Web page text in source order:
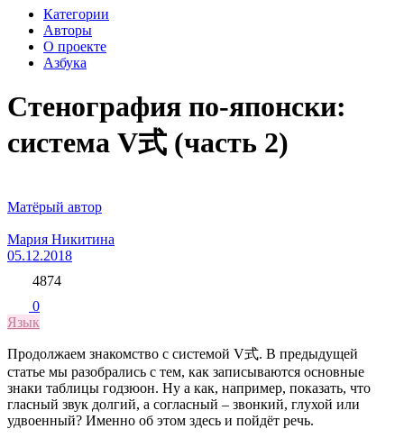
Категории
Авторы
О проекте
Азбука
Стенография по-японски:
система V式 (часть 2)
Матёрый автор
Мария Никитина
05.12.2018
4874
0
Язык
Продолжаем знакомство с системой V式. В предыдущей
статье мы разобрались с тем, как записываются основные
знаки таблицы годзюон. Ну а как, например, показать, что
гласный звук долгий, а согласный – звонкий, глухой или
удвоенный? Именно об этом здесь и пойдёт речь.